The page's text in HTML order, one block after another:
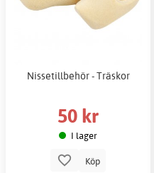
Nissetillbehör - Träskor
50 kr
I lager
Köp